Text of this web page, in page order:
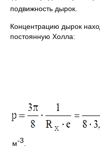
подвижность дырок.
Концентрацию дырок
постоянную Холла:
м-3